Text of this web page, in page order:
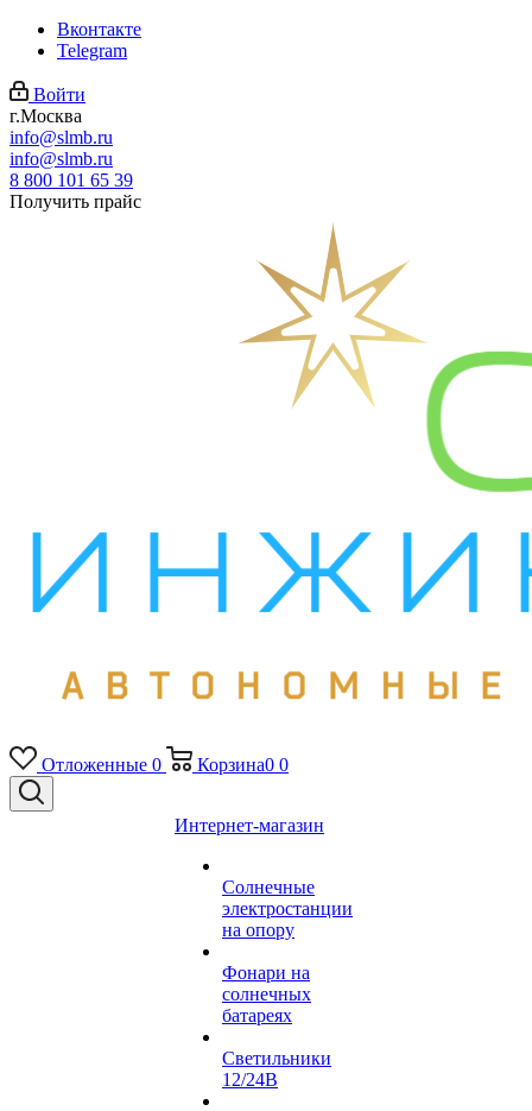
Вконтакте
Telegram
Войти
г.Москва
info@slmb.ru
info@slmb.ru
8 800 101 65 39
Получить прайс
Отложенные 0 Корзина0 0
Интернет-магазин
Солнечные
электростанции
на опору
Фонари на
солнечных
батареях
Светильники
12/24В